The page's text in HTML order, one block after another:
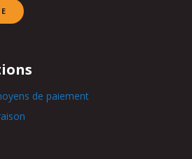
de paiement